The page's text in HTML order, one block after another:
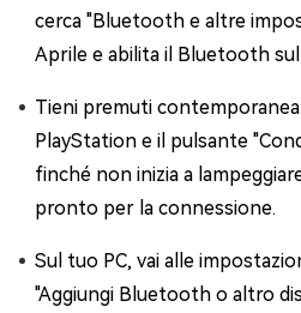
cerca "Bluetooth e altre
Aprile e abilita il Bluetooth sul
Tieni premuti
PlayStation e il pulsante
finché non inizia a
pronto per la connessione.
Sul tuo PC, vai alle
"Aggiungi Bluetooth o altro